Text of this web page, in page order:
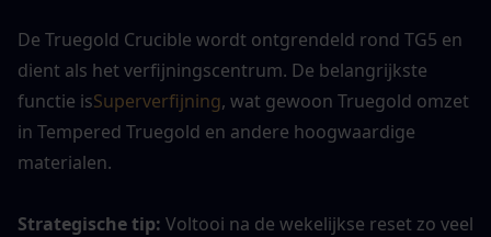
De Truegold Crucible wordt ontgrendeld rond TG5 en
dient als het verfijningscentrum. De belangrijkste
functie isSuperverfijning, wat gewoon Truegold omzet
in Tempered Truegold en andere hoogwaardige
materialen.
Strategische tip: Voltooi na de wekelijkse reset zo veel